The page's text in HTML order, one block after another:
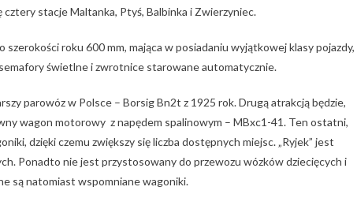
cztery stacje Maltanka, Ptyś, Balbinka i Zwierzyniec.
roku 600 mm, mająca w posiadaniu wyjątkowej klasy pojazdy,
świetlne i zwrotnice starowane automatycznie.
parowóz w Polsce – Borsig Bn2t z 1925 rok. Drugą atrakcją będzie,
wagon motorowy z napędem spalinowym – MBxc1-41. Ten ostatni,
dzięki czemu zwiększy się liczba dostępnych miejsc. „Ryjek” jest
Ponadto nie jest przystosowany do przewozu wózków dziecięcych i
są natomiast wspomniane wagoniki.